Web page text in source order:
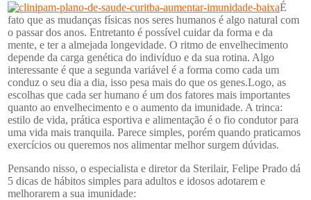
Telegram
É
fato que as mudanças físicas nos seres humanos é algo natural com
o passar dos anos. Entretanto é possível cuidar da forma e da
mente, e ter a almejada longevidade. O ritmo de envelhecimento
depende da carga genética do indivíduo e da sua rotina. Algo
interessante é que a segunda variável é a forma como cada um
conduz o seu dia a dia, isso pesa mais do que os genes.Logo, as
escolhas que cada ser humano é um dos fatores mais importantes
quanto ao envelhecimento e o aumento da imunidade. A trinca:
estilo de vida, prática esportiva e alimentação é o fio condutor para
uma vida mais tranquila. Parece simples, porém quando praticamos
exercícios ou queremos nos alimentar melhor surgem dúvidas.
Pensando nisso, o especialista e diretor da Sterilair, Felipe Prado dá
5 dicas de hábitos simples para adultos e idosos adotarem e
melhorarem a sua imunidade: